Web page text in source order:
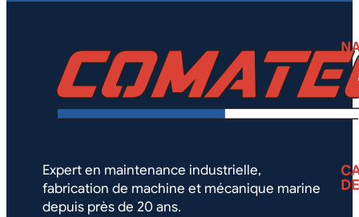
Expert en maintenance industrielle,
fabrication de machine et mécanique marine
depuis près de 20 ans.